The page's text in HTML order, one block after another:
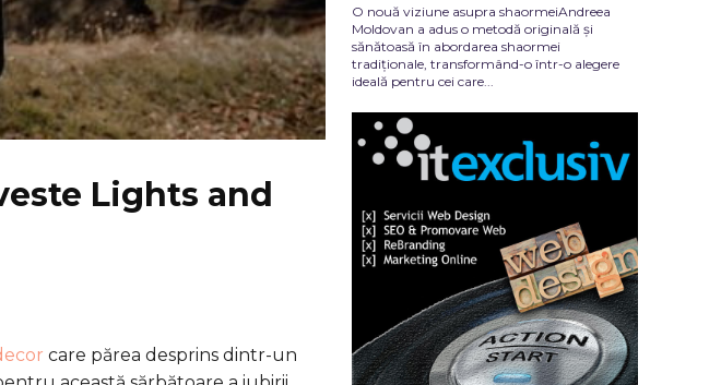
Lights and
care părea desprins dintr-un
O nouă viziune asupra shaormeiAndreea
Moldovan a adus o metodă originală și
sănătoasă în abordarea shaormei
tradiționale, transformând-o într-o alegere
ideală pentru cei care...